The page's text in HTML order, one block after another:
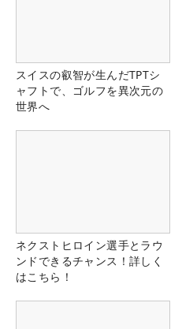
スイスの叡智が生んだTPTシ
ャフトで、ゴルフを異次元の
世界へ
ネクストヒロイン選手とラウ
ンドできるチャンス！詳しく
はこちら！